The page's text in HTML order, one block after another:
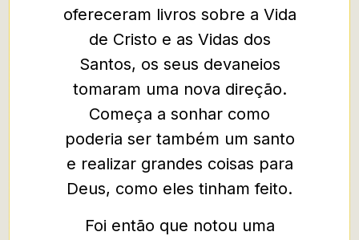
ofereceram livros sobre a Vida
de Cristo e as Vidas dos
Santos, os seus devaneios
tomaram uma nova direção.
Começa a sonhar como
poderia ser também um santo
e realizar grandes coisas para
Deus, como eles tinham feito.
Foi então que notou uma